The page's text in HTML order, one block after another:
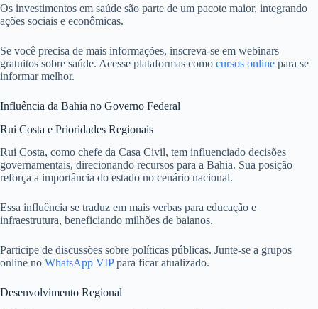
Os investimentos em saúde são parte de um pacote maior, integrando
ações sociais e econômicas.
Se você precisa de mais informações, inscreva-se em webinars
gratuitos sobre saúde. Acesse plataformas como cursos online para se
informar melhor.
Influência da Bahia no Governo Federal
Rui Costa e Prioridades Regionais
Rui Costa, como chefe da Casa Civil, tem influenciado decisões
governamentais, direcionando recursos para a Bahia. Sua posição
reforça a importância do estado no cenário nacional.
Essa influência se traduz em mais verbas para educação e
infraestrutura, beneficiando milhões de baianos.
Participe de discussões sobre políticas públicas. Junte-se a grupos
online no WhatsApp VIPpara ficar atualizado.
Desenvolvimento Regional